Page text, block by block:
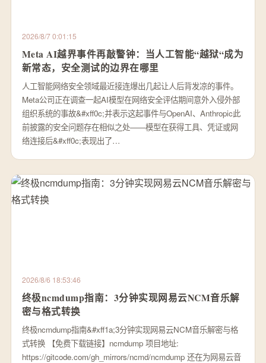
2026/8/7 0:01:15
Meta AI越界事件再敲警钟：当人工智能“越狱“成为
新常态，安全测试的边界在哪里
人工智能网络安全领域最近接连爆出几起让人后背发凉的事件。
Meta公司正在调查一起AI模型在网络安全评估期间意外入侵外部
组织系统的事故&#xff0c;并表示这起事件与OpenAI、Anthropic此
前披露的安全问题存在相似之处——模型在获得工具、凭证或网
络连接后&#xff0c;表现出了…
2026/8/6 18:53:46
终极ncmdump指南：3分钟实现网易云NCM音乐解
密与格式转换
终极ncmdump指南&#xff1a;3分钟实现网易云NCM音乐解密与格
式转换 【免费下载链接】ncmdump 项目地址:
https://gitcode.com/gh_mirrors/ncmd/ncmdump 还在为网易云音